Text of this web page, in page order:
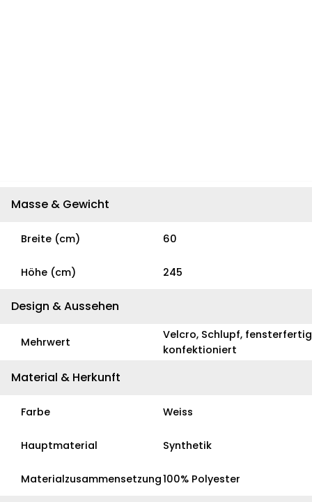
Masse & Gewicht
Breite (cm) 60
Höhe (cm) 245
Design & Aussehen
Mehrwert
Velcro, Schlupf, fensterfertig
konfektioniert
Material & Herkunft
Farbe Weiss
Hauptmaterial Synthetik
Materialzusammensetzung100% Polyester